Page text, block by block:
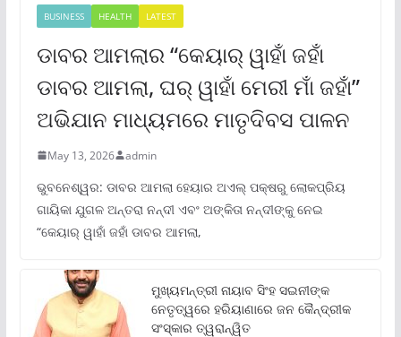
BUSINESS HEALTH LATEST
ଡାବର ଆମଲାର “କେୟାର୍ ୱାହାଁ ଜହାଁ
ଡାବର ଆମଲା, ଘର୍ ୱାହାଁ ମେରୀ ମାଁ ଜହାଁ”
ଅଭିଯାନ ମାଧ୍ୟମରେ ମାତୃଦିବସ ପାଳନ
May 13, 2026 admin
ଭୁବନେଶ୍ୱର: ଡାବର ଆମଲା ହେୟାର ଅଏଲ୍ ପକ୍ଷରୁ ଲୋକପ୍ରିୟ
ଗାୟିକା ଯୁଗଳ ଅନ୍ତରା ନନ୍ଦୀ ଏବଂ ଅଙ୍କିତା ନନ୍ଦୀଙ୍କୁ ନେଇ
“କେୟାର୍ ୱାହାଁ ଜହାଁ ଡାବର ଆମଲା,
ମୁଖ୍ୟମନ୍ତ୍ରୀ ନାୟାବ ସିଂହ ସଇନୀଙ୍କ
ନେତୃତ୍ୱରେ ହରିୟାଣାରେ ଜନ କୈନ୍ଦ୍ରୀକ
ସଂସ୍କାର ତ୍ୱରାନ୍ୱିତ